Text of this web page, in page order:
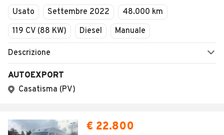
Usato Settembre 2022
48.000 km
119 CV (88 KW)
Diesel Manuale
Descrizione
AUTOEXPORT
Casatisma (PV)
€ 22.800